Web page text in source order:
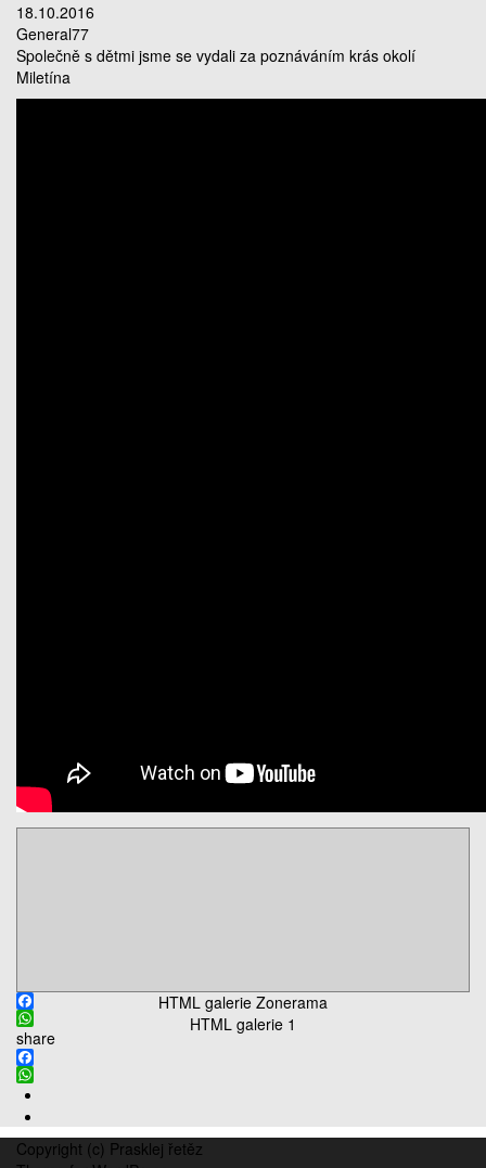
18.10.2016
General77
Společně s dětmi jsme se vydali za poznáváním krás okolí
Miletína
HTML galerie Zonerama
HTML galerie 1
Facebook
WhatsApp
share
Facebook
WhatsApp
Copyright (c) Prasklej řetěz